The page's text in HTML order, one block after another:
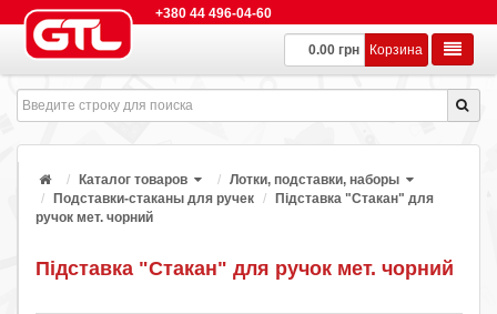
+380 44 496-04-60
0.00 грн Корзина
Каталог товаров
Лотки, подставки, наборы
Подставки-стаканы для ручек
Підставка "Стакан" для
ручок мет. чорний
Підставка "Стакан" для ручок мет. чорний